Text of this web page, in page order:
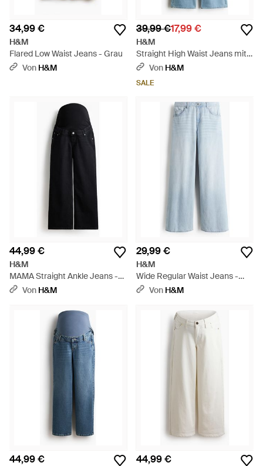
34,99 €
H&M
Flared Low Waist Jeans - Grau
Von H&M
39,99 €17,99 €
H&M
Straight High Waist Jeans mit
Tuch - Blau
Von H&M
SALE
44,99 €
H&M
MAMA Straight Ankle Jeans -
Schwarz
Von H&M
29,99 €
H&M
Wide Regular Waist Jeans -
BlauVon H&M
44,99 € 44,99 €